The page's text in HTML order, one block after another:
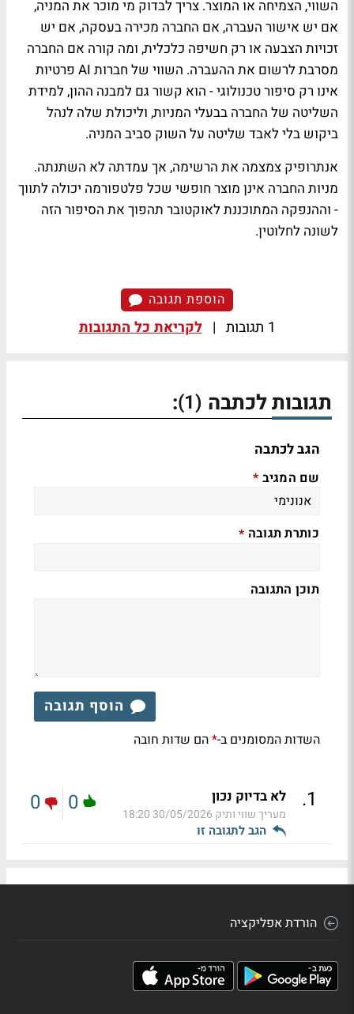
השווי, הצמיחה או המוצר. צריך לבדוק מי מוכר את המניה,
אם יש אישור העברה, אם החברה מכירה בעסקה, אם יש
זכויות הצבעה או רק חשיפה כלכלית, ומה קורה אם החברה
מסרבת לרשום את ההעברה. השווי של חברות AI פרטיות
אינו רק סיפור טכנולוגי - הוא קשור גם למבנה ההון, למידת
השליטה של החברה בבעלי המניות, וליכולת שלה לנהל
ביקוש בלי לאבד שליטה על השוק סביב המניה.
אנתרופיק צמצמה את הרשימה, אך עמדתה לא השתנתה.
מניות החברה אינן מוצר חופשי שכל פלטפורמה יכולה לתווך
- וההנפקה המתוכננת לאוקטובר תהפוך את הסיפור הזה
לשונה לחלוטין.
הוספת תגובה
1 תגובות | לקריאת כל התגובות
תגובות לכתבה (1)
:
הגב לכתבה
שם המגיב *
כותרת תגובה *
תוכן התגובה
הוסף תגובה
השדות המסומנים ב-*הם שדות חובה
1
. לא בדיוק נכון
מעריך שווי ותיק 30/05/2026 18:20
הגב לתגובה זו
0
0
הורדת אפליקציה